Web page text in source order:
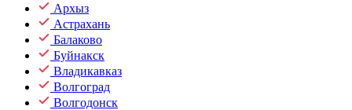
Архыз
Астрахань
Балаково
Буйнакск
Владикавказ
Волгоград
Волгодонск